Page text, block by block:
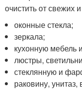
очистить от свежих
оконные стекла;
зеркала;
кухонную мебель
люстры,
стеклянную и
раковину, унитаз,